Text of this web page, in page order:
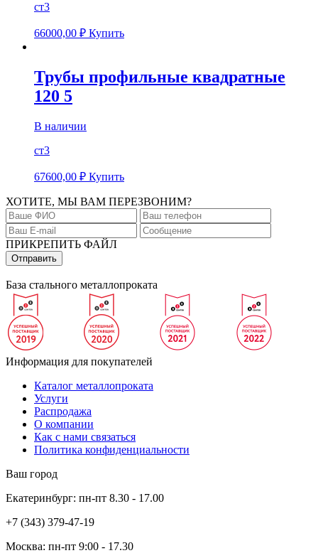
ст3
66000,00 ₽ Купить
Трубы профильные квадратные
120 5
В наличии
ст3
67600,00 ₽ Купить
ХОТИТЕ, МЫ ВАМ ПЕРЕЗВОНИМ?
ПРИКРЕПИТЬ ФАЙЛ
База стального металлопроката
Информация для покупателей
Каталог металлопроката
Услуги
Распродажа
О компании
Как с нами связаться
Политика конфиденциальности
Ваш город
Екатеринбург: пн-пт 8.30 - 17.00
+7 (343) 379-47-19
Москва: пн-пт 9:00 - 17.30